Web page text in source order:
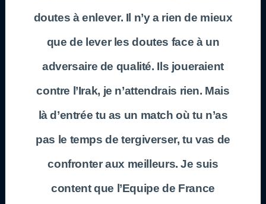
doutes à enlever. Il n’y a rien de mieux
que de lever les doutes face à un
adversaire de qualité. Ils joueraient
contre l’Irak, je n’attendrais rien. Mais
là d’entrée tu as un match où tu n’as
pas le temps de tergiverser, tu vas de
confronter aux meilleurs. Je suis
content que l’Equipe de France